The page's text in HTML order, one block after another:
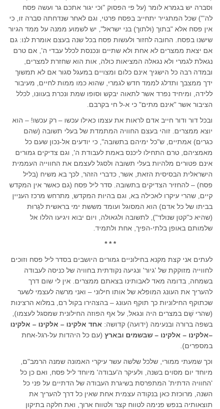
וסברה יש בגמרא לומר (על פי הפסוק "וכי יגור אתכם גר ועשה פסח
לה'") שכל המתגייר יתחייב בפסח פרטי, וגם לאחר שנדחתה סברה זו, כי
אין פסח אלא "בתוך (ולתוך) בני ישראל", יש לשמוע ממנה על ממד הגיור
שישנו בפסח. החובה לחזור ולעשות פסח בכל שנה בעצם אומרת לנו: גם
אם יצאת ממצרים לא אחת ולא שתיים ונכנסת לכלל עבדי ה', אם טרם
נגאלת לגמרי ולא נגאלה המציאות כולה, אות הוא שחזרת למצרים,
ובמדה רבה כל הישגיך אינם כלום ומצויים במעגל סגור אם לא תמשוך
ידך ממצבך ותדלג לממד חדש לגמרי, שהוא כמו ממות לחיים, מעיבור
ללידה, ומיחיד נפרד אשר לתאוה יבקש וסופו שמת ונכרת בעוונו, לכלל
הציבור אשר "אינם מתים" כי א-ל חי בקרבם.
ובכל דור ודור חייב אדם לראות את עצמו כאילו עכשו – רק עכשו! – הוא
יוצא ממצרים. זוהי בעצם החוויה המתמדת של בעלי תשובה (שהם
כגרים) אמתיים, ש"כל ימיהם בתשובה", כי יודעים אל-נכון שעם כל
מאמציהם, טרם התחילו ליכנס באמת לעבודת ה', וגם צדיקים גמורים
אינם פטורים מלהיות בעלי תשובה ולסגל לעצמם את החווייה העממית
הישראלית הבסיסית הזאת, אשר, כדברי הזהר, לכך בא משיח (בליל
פסח) – להחזיר הצדיקים בתשובה. סדר ליל פסח (גם כאשר אין המקדש
קיים, שהרי עיקרו לאכילה בא, וגם בהיות המקדש, מתרחש מרכז העניין
בביתו של כל אדם) הוא המסוגל ועומד מששת ימי בראשית לגֵרוּת
(שהיא כ"קטן שנולד"), לתשובה ולגאולה, ויום יבוא ויגיעו הללו אל
שלמותם באופן בלתי-הפיך, אחת ולתמיד.
* * *
לעתים אני קצת מקנא בחילוניים גמורים היושבים בסדר ליל פסח וזוכים
לחווייה מזוקקת של 'גיור' ונגיעה נקודתית בחוויה של כניסה לעבודה
בשמחה, בדומה מאד לאבותינו בצאתם ממצרים. אין לי שום דרך
להעריך את העונג המופלא של אותו חילוני – ואני מרשה לעצמי לשער
שכתוקף החילוניות כך תוקף העונג – בהצהירו בקול רם, במלוא הרצינות
(שהרי שָׁם במצרים היה ונגאל, על אף הפוזה החילונית שמסגל לעצמו),
בשפה ברורה ובנעימה (ידועה) קדושה: אחד אלקינו – אלקינו – אלקינו
–אלקינו – אלקינו – שבשמים ובארץ (עם כל היהדות על-רגל-אחת
במספרים).
וכך שמעתי ממורי, שלכל שלשה עשר עיקרי האמונה שמנה הרמב"ם,
מיוחד יום מסוים בשנה, ולעיקר ה'עבודה' מיוחד ליל פסח, ואם כן כל
'החוויה הדתית' המתפרסת בשיגרת העבודה של הדתיים על פני כל
השנה, מרוכזת כאן בנקודה עצמית אחת שאין כל דרך להעריך את
תוצאותיה בנפש פנימה לטווח קצר ולטווח ארוך, ואת חלקה בתיקון